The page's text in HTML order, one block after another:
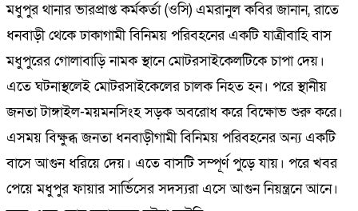
মধুপুর থানার ভারপ্রাপ্ত কর্মকর্তা (ওসি) এমরানুল কবির জানান, রাতে
ধনবাড়ী থেকে ঢাকাগামী বিনিময় পরিবহনের একটি যাত্রীবাহি বাস
মধুপুরের গোলাবাড়ি নামক স্থানে মোটরসাইকেলটিকে চাপা দেয়।
এতে ঘটনাস্থলেই মোটরসাইকেলের চালক নিহত হন। পরে স্থানীয়
জনতা টাঙ্গাইল-ময়মনসিংহ সড়ক অবরোধ করে বিক্ষোভ শুরু করে।
এসময় বিক্ষুব্ধ জনতা ধনবাড়ীগামী বিনিময় পরিবহনের অন্য একটি
বাসে আগুন ধরিয়ে দেয়। এতে বাসটি সম্পূর্ণ পুড়ে যায়। পরে খবর
পেয়ে মধুপুর ফায়ার সার্ভিসের সদস্যরা এসে আগুন নিয়ন্ত্রনে আনে।